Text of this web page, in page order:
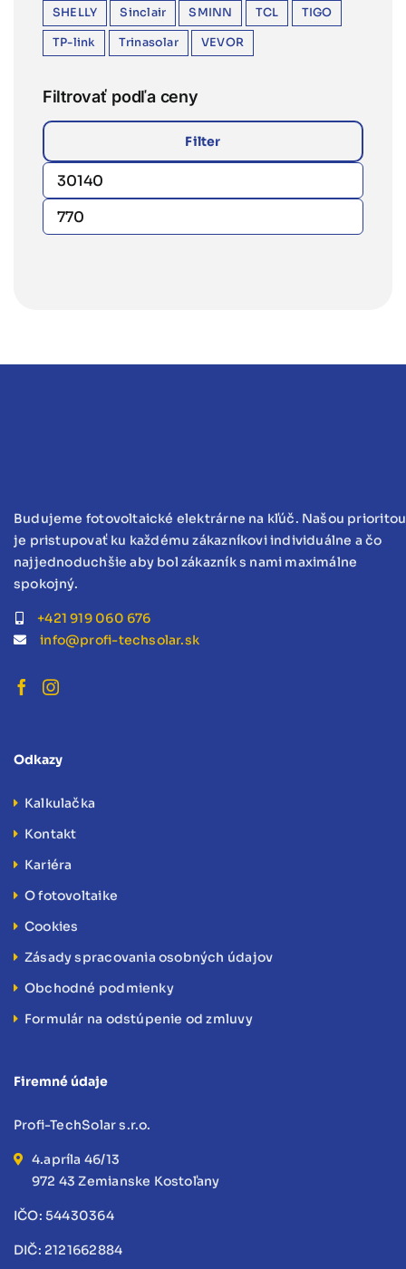
SHELLY Sinclair SMINN TCL TIGO
TP-link Trinasolar VEVOR
Filtrovať podľa ceny
Filter
Budujeme fotovoltaické elektrárne na kľúč. Našou prioritou
je pristupovať ku každému zákazníkovi individuálne a čo
najjednoduchšie aby bol zákazník s nami maximálne
spokojný.
+421 919 060 676
info@profi-techsolar.sk
Odkazy
Kalkulačka
Kontakt
Kariéra
O fotovoltaike
Cookies
Zásady spracovania osobných údajov
Obchodné podmienky
Formulár na odstúpenie od zmluvy
Firemné údaje
Profi-TechSolar s.r.o.
4.apríla 46/13
972 43 Zemianske Kostoľany
IČO: 54430364
DIČ: 2121662884